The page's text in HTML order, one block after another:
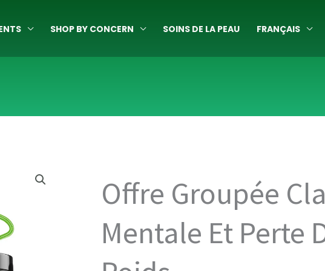
SHOP BY CONCERN SOINS DE LA PEAU FRANÇAIS
Offre Groupée
Mentale Et Perte